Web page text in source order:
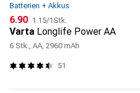
Batterien + Akkus
CHF
6.90 CHF
1.15/1Stk.
Varta Longlife Power AA
6 Stk., AA, 2960 mAh
51